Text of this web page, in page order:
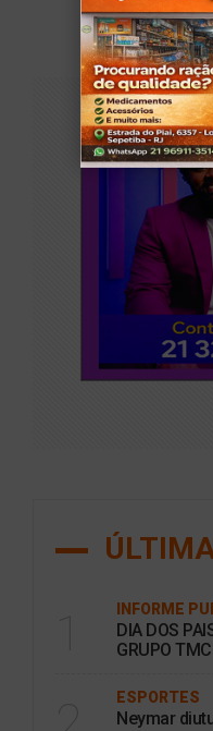
INFORME
DIA DOS
GRUPO
ESPORTES
Neymar